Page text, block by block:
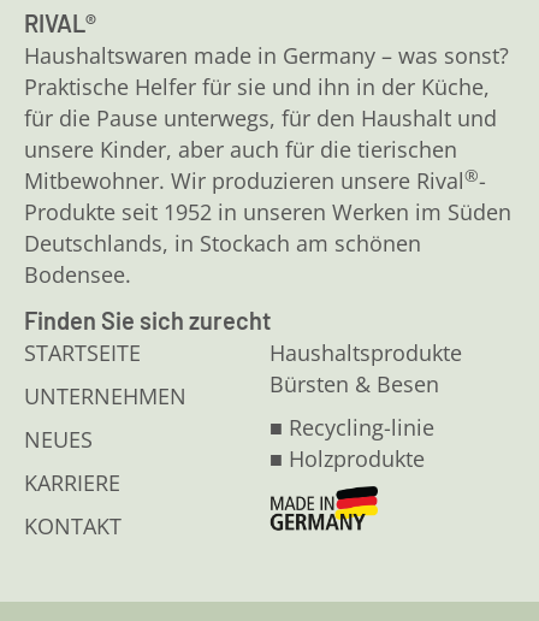
RIVAL®
Haushaltswaren made in Germany – was sonst?
Praktische Helfer für sie und ihn in der Küche,
für die Pause unterwegs, für den Haushalt und
unsere Kinder, aber auch für die tierischen
Mitbewohner. Wir produzieren unsere Rival®-
Produkte seit 1952 in unseren Werken im Süden
Deutschlands, in Stockach am schönen
Bodensee.
Finden Sie sich zurecht
STARTSEITE
UNTERNEHMEN
NEUES
KARRIERE
KONTAKT
Haushaltsprodukte
Bürsten & Besen
■ Recycling-linie
■ Holzprodukte